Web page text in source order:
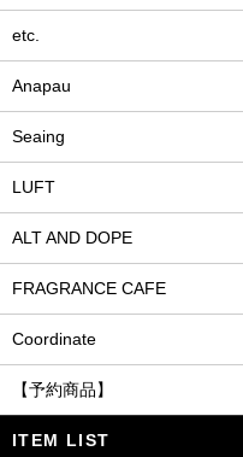
etc.
Anapau
Seaing
LUFT
ALT AND DOPE
FRAGRANCE CAFE
Coordinate
【予約商品】
ITEM LIST